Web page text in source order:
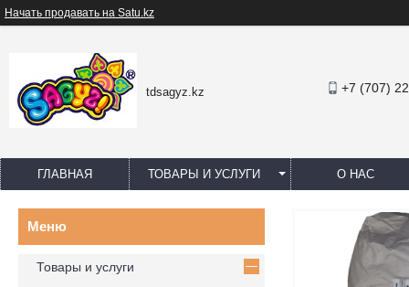
Начать продавать на Satu.kz
tdsagyz.kz +7 (707)
ГЛАВНАЯ ТОВАРЫ И УСЛУГИ О НАС
Товары и услуги